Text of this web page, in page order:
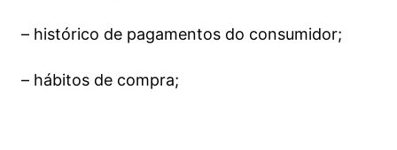
– histórico de pagamentos do consumidor;
– hábitos de compra;